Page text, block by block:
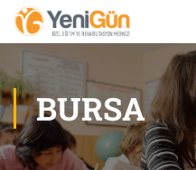
BURSA